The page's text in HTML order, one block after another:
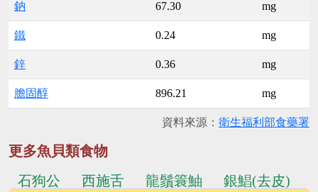
鈉 67.30 mg
鐵 0.24 mg
鋅 0.36 mg
膽固醇 896.21 mg
資料來源： 衛生福利部食藥署
更多魚貝類食物
石狗公
西施舌 龍鬚簑鮋 銀鯧(去皮)